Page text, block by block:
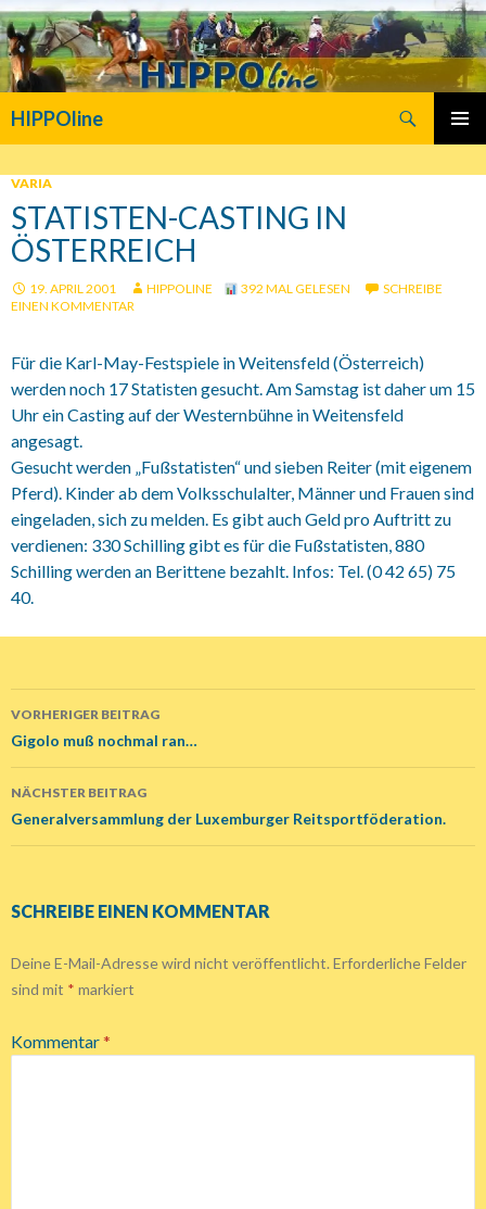
HIPPOline
INHALT
VARIA
STATISTEN-CASTING IN
ÖSTERREICH
19. APRIL 2001 HIPPOLINE 392 MAL GELESEN
SCHREIBE
EINEN KOMMENTAR
Für die Karl-May-Festspiele in Weitensfeld (Österreich)
werden noch 17 Statisten gesucht. Am Samstag ist daher um 15
Uhr ein Casting auf der Westernbühne in Weitensfeld
angesagt.
Gesucht werden „Fußstatisten“ und sieben Reiter (mit eigenem
Pferd). Kinder ab dem Volksschulalter, Männer und Frauen sind
eingeladen, sich zu melden. Es gibt auch Geld pro Auftritt zu
verdienen: 330 Schilling gibt es für die Fußstatisten, 880
Schilling werden an Berittene bezahlt. Infos: Tel. (0 42 65) 75
40.
Beitrags-
Navigation
VORHERIGER BEITRAG
Gigolo muß nochmal ran…
NÄCHSTER BEITRAG
Generalversammlung der Luxemburger Reitsportföderation.
SCHREIBE EINEN KOMMENTAR
Deine E-Mail-Adresse wird nicht veröffentlicht. Erforderliche Felder
sind mit * markiert
Kommentar*